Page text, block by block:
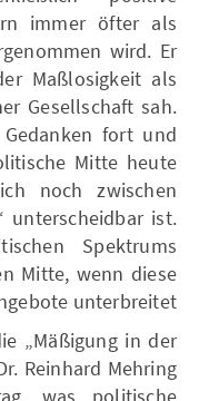
immer öfter als
wird. Er
Maßlosigkeit als
Gesellschaft sah.
fort und
Mitte heute
noch zwischen
unterscheidbar ist.
Spektrums
Mitte, wenn diese
unterbreitet.
„Mäßigung in der
Reinhard Mehring
was politische